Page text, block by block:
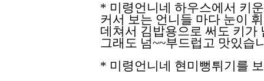
* 미령언니네 하우스에서 키
커서 보는 언니들 마다 눈이
데쳐서 김밥용으로 써도 키가
그래도 넘~~부드럽고 맛있습
* 미령언니네 현미뻥튀기를